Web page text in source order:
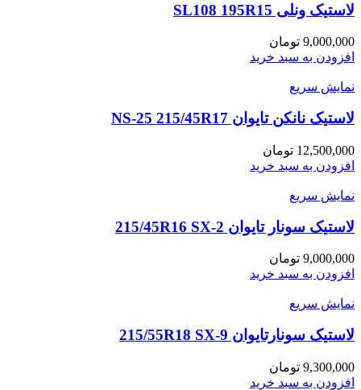
لاستیک ونلی SL108 195R15
9,000,000 تومان
افزودن به سبد خرید
نمایش سریع
لاستیک نانکن تایوان NS-25 215/45R17
12,500,000 تومان
افزودن به سبد خرید
نمایش سریع
لاستیک سونار تایوان 215/45R16 SX-2
9,000,000 تومان
افزودن به سبد خرید
نمایش سریع
لاستیک سونارتایوان 215/55R18 SX-9
9,300,000 تومان
افزودن به سبد خرید